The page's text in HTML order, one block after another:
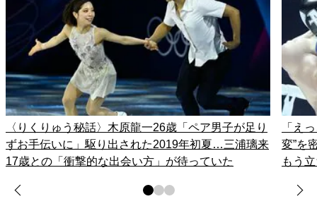
〈りくりゅう秘話〉木原龍一26歳「ペア男子が足り
ずお手伝いに」駆り出された2019年初夏…三浦璃来
17歳との「衝撃的な出会い方」が待っていた
「え
変”を
もう